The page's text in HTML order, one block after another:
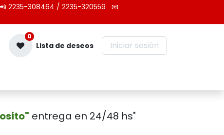
📲 2235-308464 / 2235-320559 📧
0
Lista de deseos Iniciar sesión
entrega en 24/48 hs"